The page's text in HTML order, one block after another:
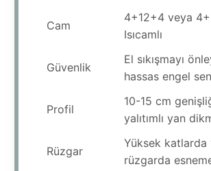
Cam
4+12+4 veya
Isıcamlı
Güvenlik
El sıkışmayı
hassas engel
Profil
10-15 cm
yalıtımlı yan
Rüzgar
Yüksek katlarda
rüzgarda